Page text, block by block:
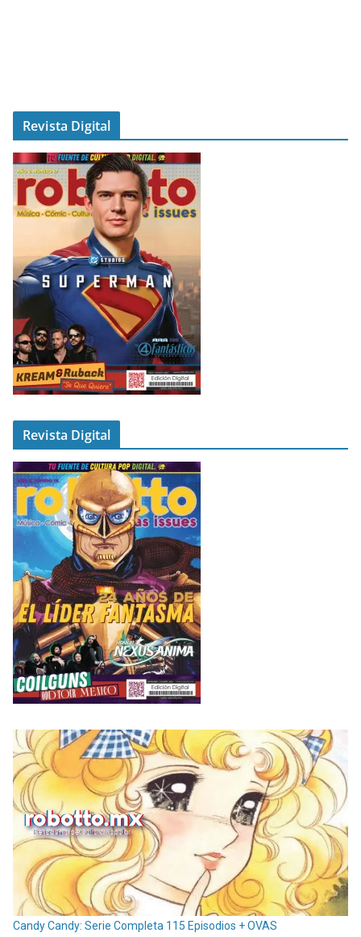
Revista Digital
Revista Digital
Candy Candy: Serie Completa 115 Episodios + OVAS